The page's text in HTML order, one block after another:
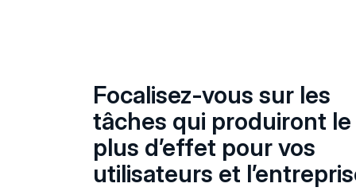
Focalisez-vous sur les
tâches qui produiront le
plus d’effet pour vos
utilisateurs et